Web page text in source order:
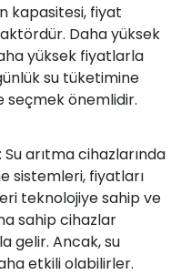
kapasitesi, fiyat
Daha yüksek
yüksek fiyatlarla
su tüketimine
seçmek önemlidir.
arıtma cihazlarında
sistemleri, fiyatları
teknolojiye sahip ve
sahip cihazlar
gelir. Ancak, su
etkili olabilirler.